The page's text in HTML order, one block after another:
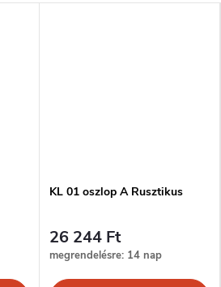
KL 01 oszlop A Rusztikus
26 244 Ft
megrendelésre: 14 nap